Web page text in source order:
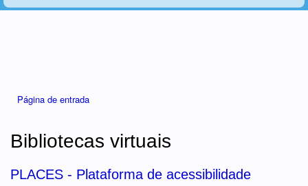
Página de entrada
Bibliotecas virtuais
PLACES - Plataforma de acessibilidade